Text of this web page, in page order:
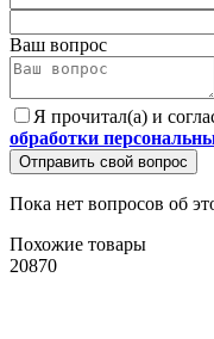
Ваш вопрос
Я прочитал(а) и
обработки
Отправить свой вопрос
Пока нет вопросов об
Похожие товары
20870